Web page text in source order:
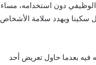
دون استخدامه، مساء
سكينا ويهدد سلامة الأشخاص
فيه بعدما حاول تعريض أحد